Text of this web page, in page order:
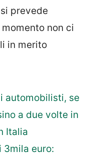
prevede
non ci
in merito
automobilisti, se
a due volte in
Italia
3mila euro: